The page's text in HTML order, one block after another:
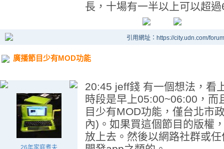
長，十場有一半以上可以超
引用網址：https://city.udn.com/
廣播節目少有MOD功能
26年家庭煮夫
20:45 jeff錢 有一個想法，看
時段是早上05:00~06:00，而
目少有MOD功能，僅台北市
內)。如果買這個節目的版權
放上去。然後以網路社群或